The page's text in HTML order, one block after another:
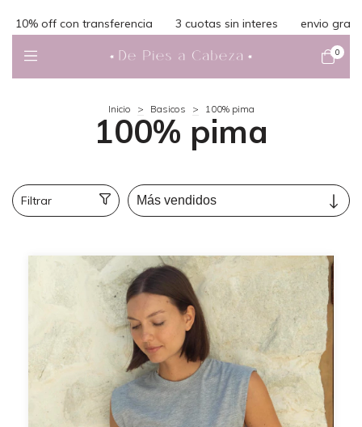
off con transferencia 3 cuotas sin interes envio gratis en
0
Inicio > Basicos > 100% pima
100% pima
Filtrar